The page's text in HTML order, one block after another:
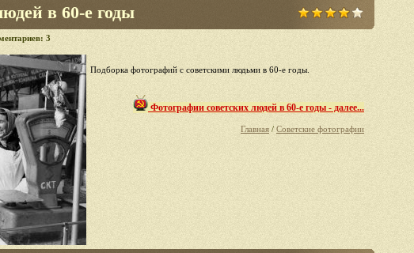
в 60-е годы
3
Подборка фотографий с советскими людьми в 60-е годы.
Фотографии советских людей в 60-е годы - далее...
Главная / Советские фотографии